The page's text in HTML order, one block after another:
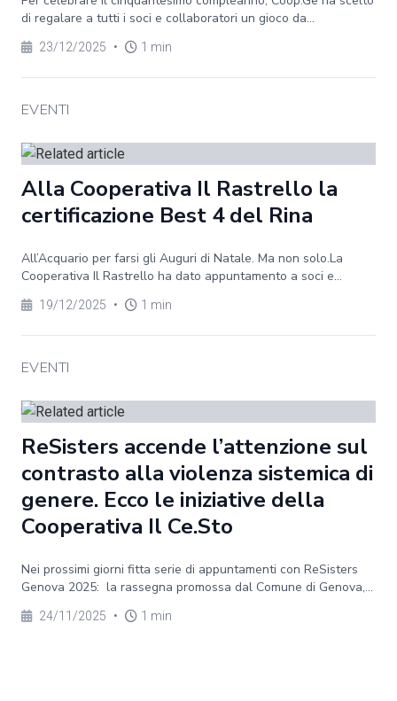
di regalare a tutti i soci e collaboratori un gioco da...
23/12/2025 • 1 min
EVENTI
Alla Cooperativa Il Rastrello la
certificazione Best 4 del Rina
All’Acquario per farsi gli Auguri di Natale. Ma non solo.La
Cooperativa Il Rastrello ha dato appuntamento a soci e...
19/12/2025 • 1 min
EVENTI
ReSisters accende l’attenzione sul
contrasto alla violenza sistemica di
genere. Ecco le iniziative della
Cooperativa Il Ce.Sto
Nei prossimi giorni fitta serie di appuntamenti con ReSisters
Genova 2025: la rassegna promossa dal Comune di Genova,...
24/11/2025 • 1 min